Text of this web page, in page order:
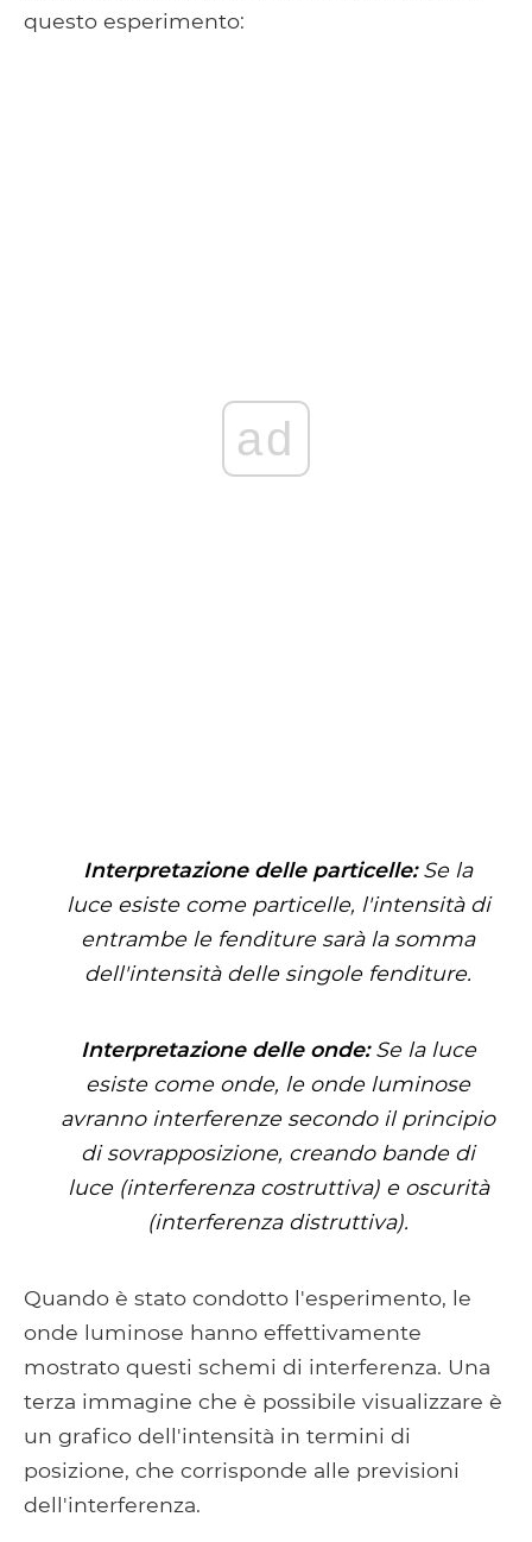
questo esperimento:
ad
Interpretazione delle particelle:Se la
luce esiste come particelle, l'intensità di
entrambe le fenditure sarà la somma
dell'intensità delle singole fenditure.
Interpretazione delle onde:Se la luce
esiste come onde, le onde luminose
avranno interferenze secondo il principio
di sovrapposizione, creando bande di
luce (interferenza costruttiva) e oscurità
(interferenza distruttiva).
Quando è stato condotto l'esperimento, le
onde luminose hanno effettivamente
mostrato questi schemi di interferenza. Una
terza immagine che è possibile visualizzare è
un grafico dell'intensità in termini di
posizione, che corrisponde alle previsioni
dell'interferenza.